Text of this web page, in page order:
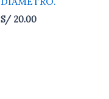
S/20.00